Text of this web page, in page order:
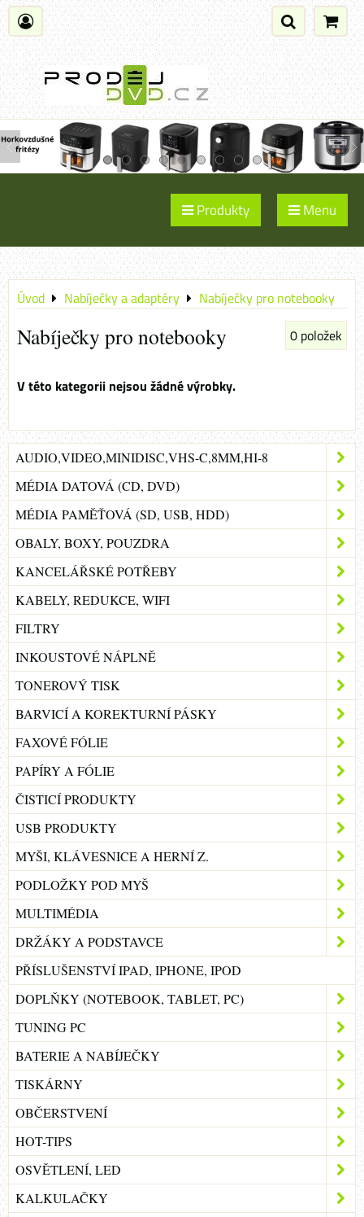
Produkty Menu
Úvod Nabíječky a adaptéry Nabíječky pro notebooky
Nabíječky pro notebooky 0 položek
AUDIO,VIDEO,MINIDISC,VHS-C,8MM,HI-8
MÉDIA DATOVÁ (CD, DVD)
MÉDIA PAMĚŤOVÁ (SD, USB, HDD)
OBALY, BOXY, POUZDRA
KANCELÁŘSKÉ POTŘEBY
KABELY, REDUKCE, WIFI
FILTRY
INKOUSTOVÉ NÁPLNĚ
TONEROVÝ TISK
BARVICÍ A KOREKTURNÍ PÁSKY
FAXOVÉ FÓLIE
PAPÍRY A FÓLIE
ČISTICÍ PRODUKTY
USB PRODUKTY
MYŠI, KLÁVESNICE A HERNÍ Z.
PODLOŽKY POD MYŠ
MULTIMÉDIA
DRŽÁKY A PODSTAVCE
PŘÍSLUŠENSTVÍ IPAD, IPHONE, IPOD
DOPLŇKY (NOTEBOOK, TABLET, PC)
TUNING PC
BATERIE A NABÍJEČKY
TISKÁRNY
OBČERSTVENÍ
HOT-TIPS
OSVĚTLENÍ, LED
KALKULAČKY